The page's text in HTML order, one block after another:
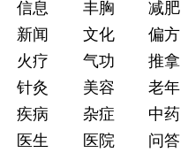
信息
丰胸 减肥
新闻
文化 偏方
火疗
气功 推拿
针灸
美容 老年
疾病
杂症 中药
医生
医院 问答